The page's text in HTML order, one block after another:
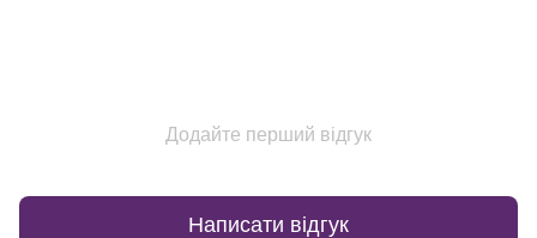
Додайте перший відгук
Написати відгук